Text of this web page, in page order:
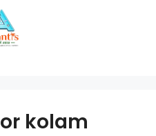
kolam